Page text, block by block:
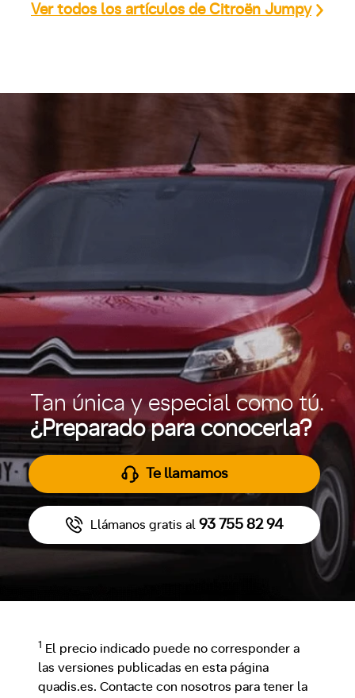
Ver todos los artículos de Citroën Jumpy
Tan única y especial como tú.
¿Preparado para conocerla?
Te llamamos
Llámanos gratis al 93 755 82 94
1
El precio indicado puede no corresponder a
las versiones publicadas en esta página
quadis.es. Contacte con nosotros para tener la